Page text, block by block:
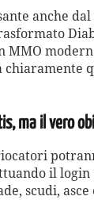
anche
MMO
chiaramente
ma il vero
il
scudi,